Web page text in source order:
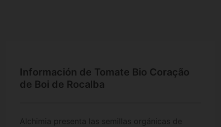
Información de Tomate Bio Coração
de Boi de Rocalba
Alchimia presenta las semillas orgánicas de